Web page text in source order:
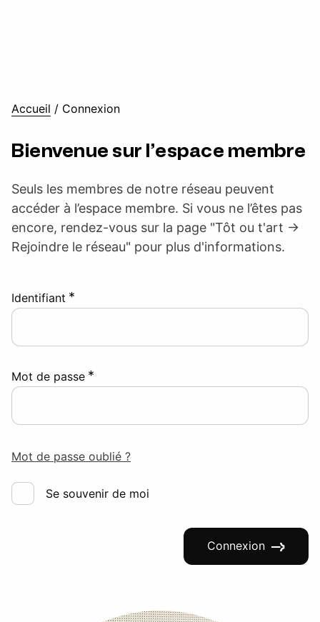
Accueil / Connexion
Bienvenue sur l’espace membre
Seuls les membres de notre réseau peuvent
accéder à l’espace membre. Si vous ne l’êtes pas
encore, rendez-vous sur la page "Tôt ou t'art ->
Rejoindre le réseau" pour plus d'informations.
Identifiant *
Mot de passe *
Mot de passe oublié ?
Se souvenir de moi
Connexion